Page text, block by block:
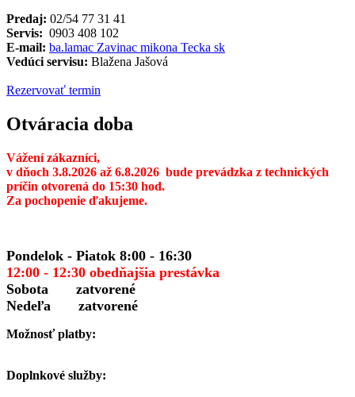
Predaj: 02/54 77 31 41
Servis: 0903 408 102
E-mail: ba.lamac Zavinac mikona Tecka sk
Vedúci servisu: Blažena Jašová
Rezervovať termin
Otváracia doba
Vážení zákazníci,
v dňoch 3.8.2026 až 6.8.2026 bude prevádzka z technických
príčin otvorená do 15:30 hod.
Za pochopenie ďakujeme.
Pondelok - Piatok 8:00 - 16:30
12:00 - 12:30 obedňajšia prestávka
Sobota zatvorené
Nedeľa zatvorené
Možnosť platby:
Doplnkové služby: